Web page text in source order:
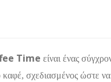
Time είναι ένας
καφέ, σχεδιασμένος ώστε